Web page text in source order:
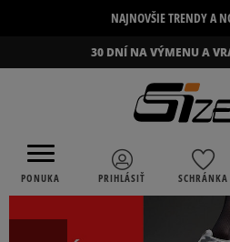
NAJNOVŠIE TRENDY A
30 DNÍ NA VÝMENU A
PONUKA PRIHLÁSIŤ SCHRÁNKA